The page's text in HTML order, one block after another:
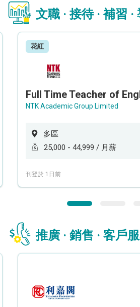
文職 · 接待 · 補習 ·
花紅
NTK Academic Group Limited
多區
25,000 - 44,999 / 月薪
刊登於 1日前
推廣 · 銷售 · 客戶